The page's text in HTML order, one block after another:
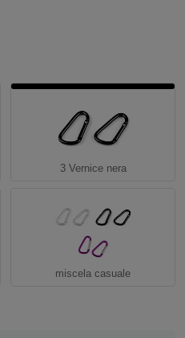
3 Vernice nera
miscela casuale